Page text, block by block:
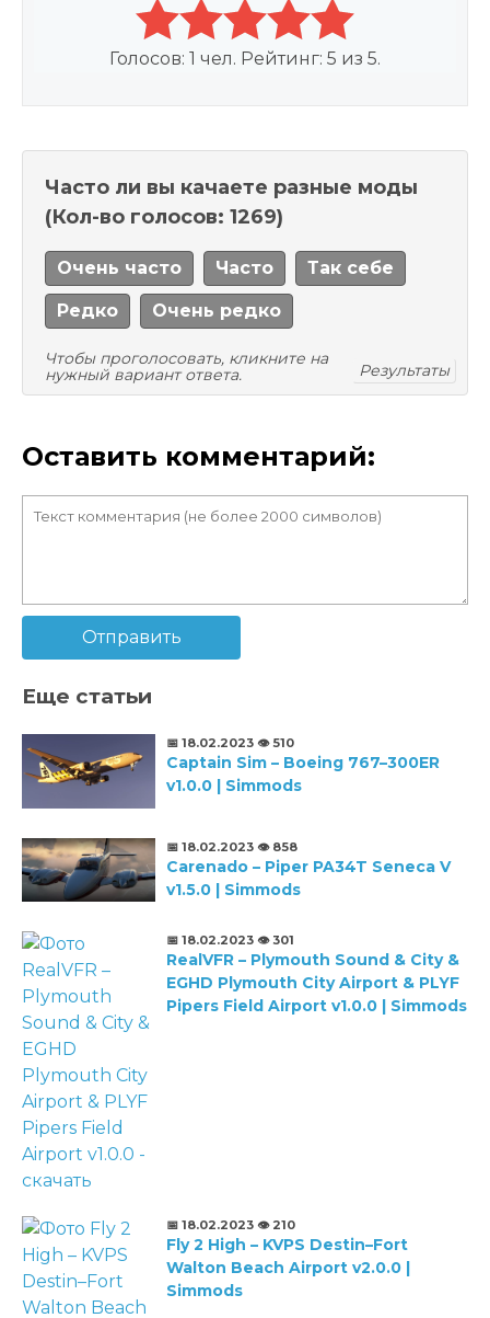
Голосов: 1 чел. Рейтинг: 5 из 5.
Часто ли вы качаете разные моды
(Кол-во голосов: 1269)
Очень часто Часто Так себе
Редко Очень редко
Чтобы проголосовать, кликните на
нужный вариант ответа.
Результаты
Оставить комментарий:
Отправить
Еще статьи
📅 18.02.2023 👁️ 510
Captain Sim – Boeing 767–300ER
v1.0.0 | Simmods
📅 18.02.2023 👁️ 858
Carenado – Piper PA34T Seneca V
v1.5.0 | Simmods
📅 18.02.2023 👁️ 301
RealVFR – Plymouth Sound & City &
EGHD Plymouth City Airport & PLYF
Pipers Field Airport v1.0.0 | Simmods
📅 18.02.2023 👁️ 210
Fly 2 High – KVPS Destin–Fort
Walton Beach Airport v2.0.0 |
Simmods